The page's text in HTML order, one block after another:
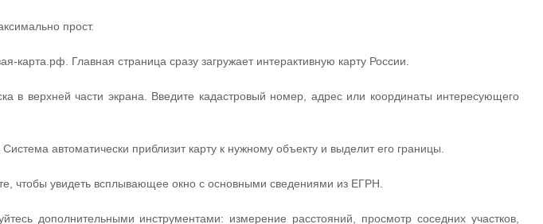
прост.
карта.рф. Главная страница сразу загружает интерактивную карту России.
в верхней части экрана. Введите кадастровый номер, адрес или координаты интересующего
автоматически приблизит карту к нужному объекту и выделит его границы.
чтобы увидеть всплывающее окно с основными сведениями из ЕГРН.
дополнительными инструментами: измерение расстояний, просмотр соседних участков,